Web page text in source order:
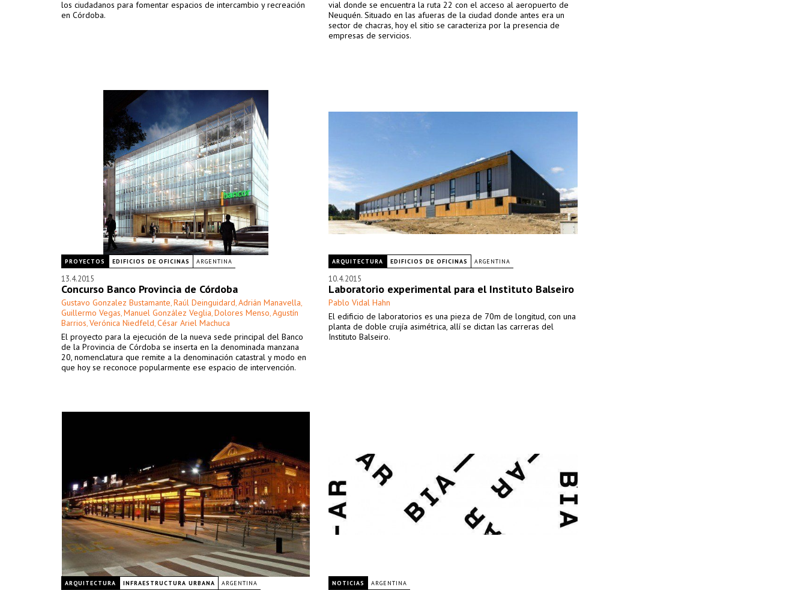
los ciudadanos para fomentar espacios de intercambio y recreación
en Córdoba.
vial donde se encuentra la ruta 22 con el acceso al aeropuerto de
Neuquén. Situado en las afueras de la ciudad donde antes era un
sector de chacras, hoy el sitio se caracteriza por la presencia de
empresas de servicios.
PROYECTOS EDIFICIOS DE OFICINAS ARGENTINA
13.4.2015
Concurso Banco Provincia de Córdoba
Gustavo Gonzalez Bustamante, Raúl Deinguidard, Adrián Manavella,
Guillermo Vegas, Manuel González Veglia, Dolores Menso, Agustín
Barrios, Verónica Niedfeld, César Ariel Machuca
El proyecto para la ejecución de la nueva sede principal del Banco
de la Provincia de Córdoba se inserta en la denominada manzana
20, nomenclatura que remite a la denominación catastral y modo en
que hoy se reconoce popularmente ese espacio de intervención.
ARQUITECTURA EDIFICIOS DE OFICINAS ARGENTINA
10.4.2015
Laboratorio experimental para el Instituto Balseiro
Pablo Vidal Hahn
El edificio de laboratorios es una pieza de 70m de longitud, con una
planta de doble crujía asimétrica, allí se dictan las carreras del
Instituto Balseiro.
ARQUITECTURA INFRAESTRUCTURA URBANA ARGENTINA NOTICIAS ARGENTINA